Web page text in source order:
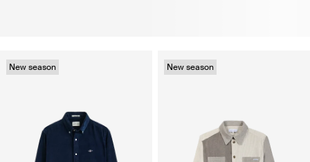
New season New season